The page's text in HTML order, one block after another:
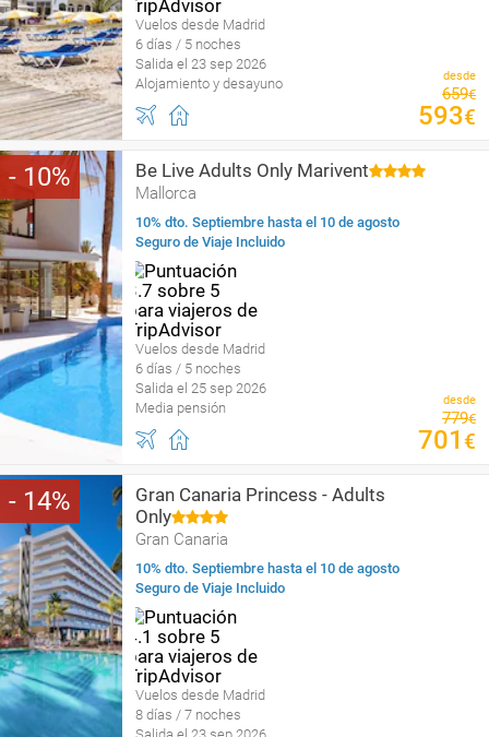
Vuelos desde Madrid
6 días / 5 noches
Salida el 23 sep 2026
Alojamiento y desayuno
desde
659€
593€
10 Be Live Adults Only Marivent
Mallorca
10% dto. Septiembre hasta el 10 de agosto
Seguro de Viaje Incluido
Vuelos desde Madrid
6 días / 5 noches
Salida el 25 sep 2026
Media pensión
desde
779€
701 €
14
Gran Canaria Princess - Adults
Only
Gran Canaria
10% dto. Septiembre hasta el 10 de agosto
Seguro de Viaje Incluido
Vuelos desde Madrid
8 días / 7 noches